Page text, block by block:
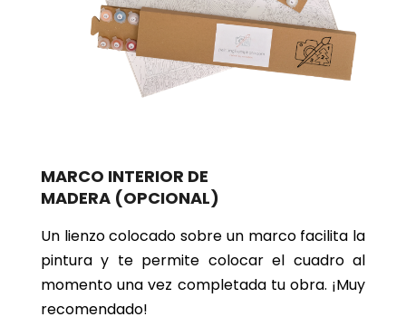
MARCO INTERIOR DE
MADERA (OPCIONAL)
Un lienzo colocado sobre un marco facilita la
pintura y te permite colocar el cuadro al
momento una vez completada tu obra. ¡Muy
recomendado!